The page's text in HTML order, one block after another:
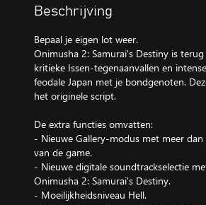
Beschrijving
Bepaal je eigen lot weer.
Onimusha 2: Samurai's Destiny is
kritieke Issen-tegenaanvallen en
feodale Japan met je bondgenoten.
het originele script.
De extra functies omvatten:
- Nieuwe Gallery-modus met meer
van de game.
- Nieuwe digitale soundtrackselectie
Onimusha 2: Samurai's Destiny.
- Moeilijkheidsniveau Hell.